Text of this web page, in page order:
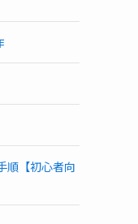
順【初心者向